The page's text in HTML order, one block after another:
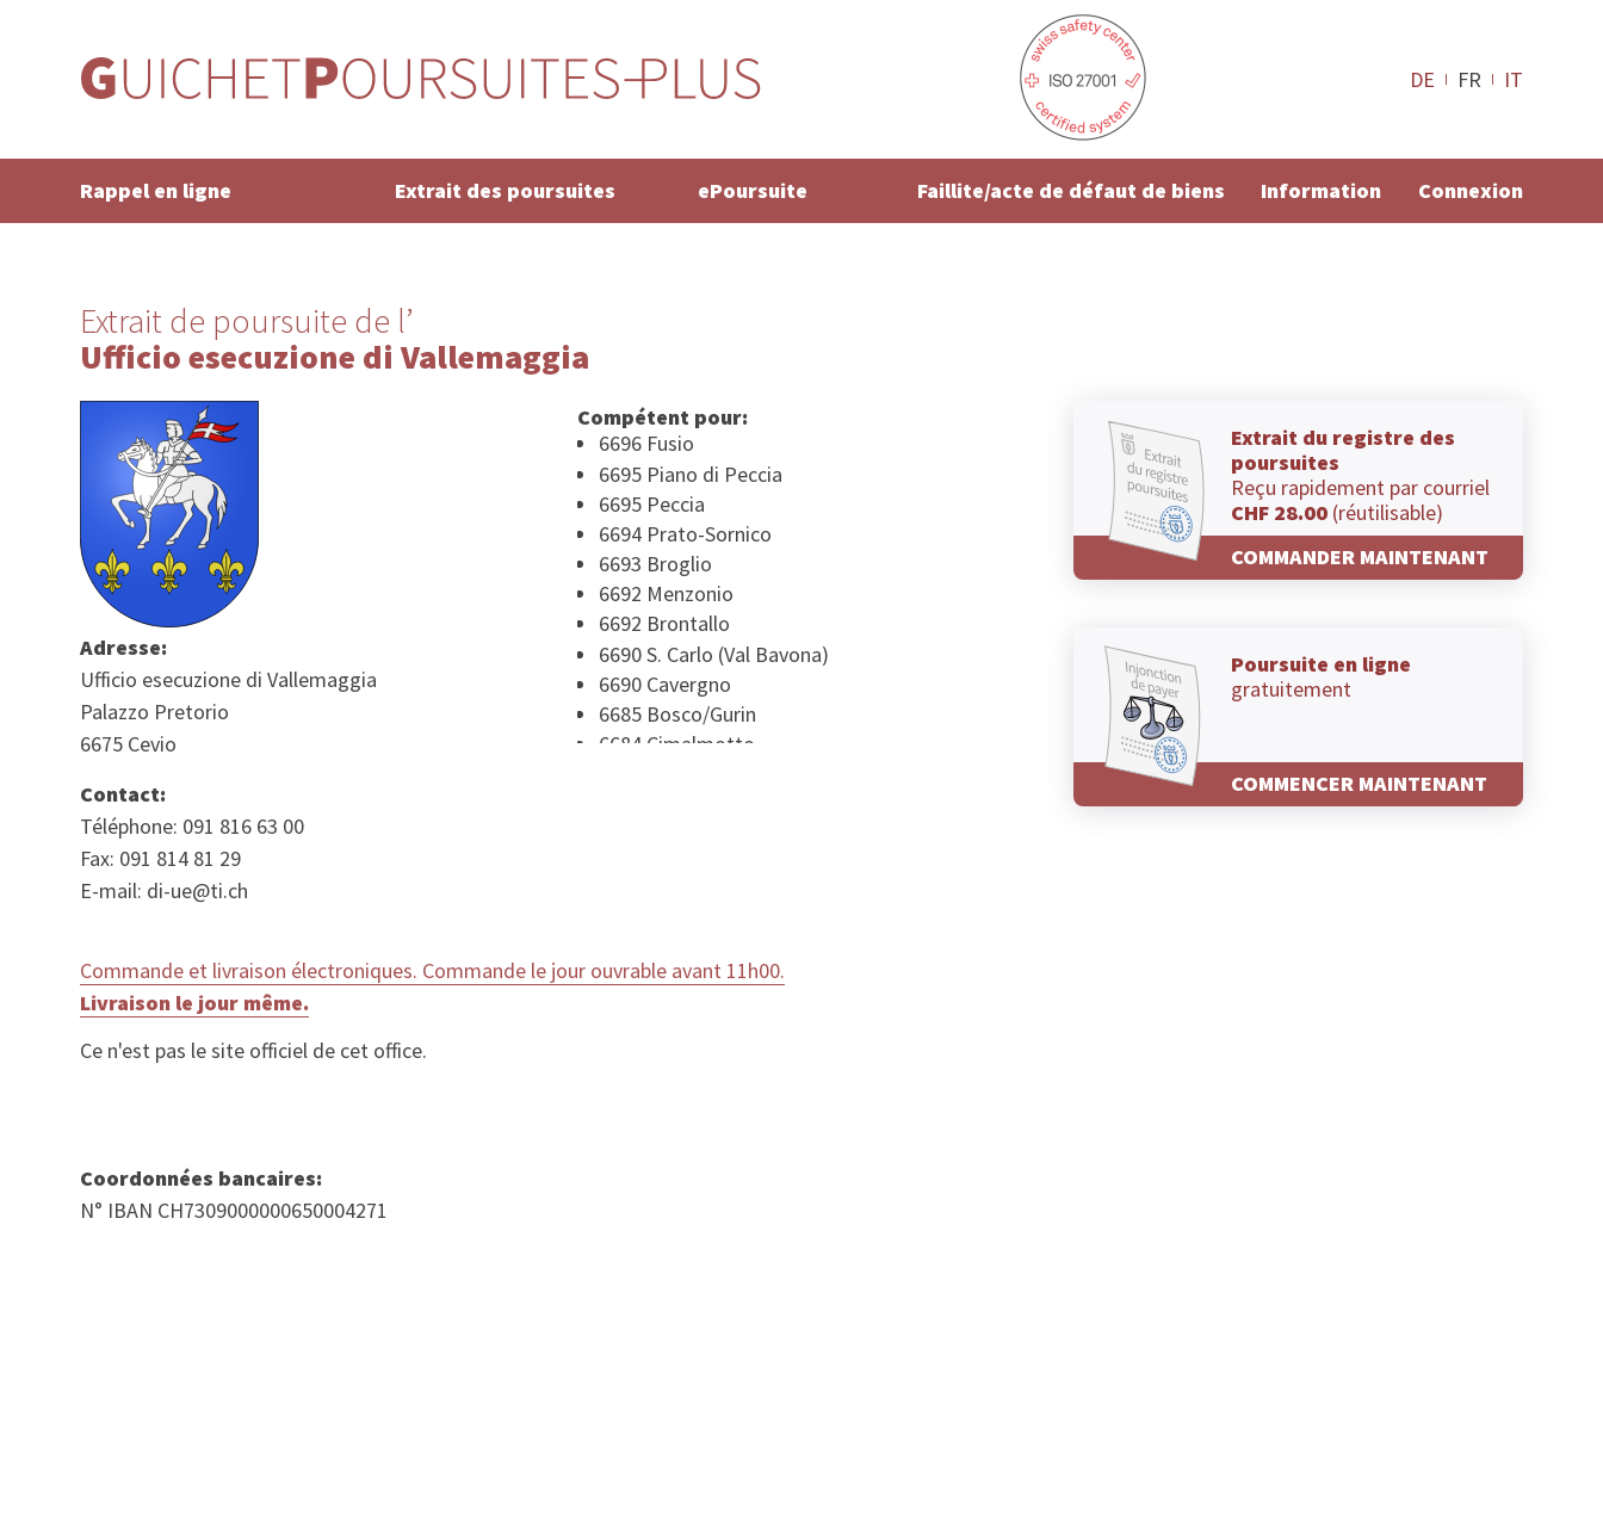
DE FR IT
Rappel en ligne Extrait des poursuites ePoursuite Faillite/acte de défaut de biens Information Connexion
Extrait de poursuite de l’
Ufficio esecuzione di Vallemaggia
Adresse:
Ufficio esecuzione di Vallemaggia
Palazzo Pretorio
6675 Cevio
Contact:
Téléphone: 091 816 63 00
Fax: 091 814 81 29
E-mail: di-ue@ti.ch
Compétent pour:
6696 Fusio
6695 Piano di Peccia
6695 Peccia
6694 Prato-Sornico
6693 Broglio
6692 Menzonio
6692 Brontallo
6690 S. Carlo (Val Bavona)
6690 Cavergno
6685 Bosco/Gurin
6684 Cimalmotto
6677 Moghegno
Commande et livraison électroniques. Commande le jour ouvrable avant 11h00.
Livraison le jour même.
Extrait du registre des
poursuites
Reçu rapidement par courriel
CHF 28.00 (réutilisable)
COMMANDER MAINTENANT
Poursuite en ligne
gratuitement
COMMENCER MAINTENANT
Ce n'est pas le site officiel de cet office.
Coordonnées bancaires:
N° IBAN CH7309000000650004271